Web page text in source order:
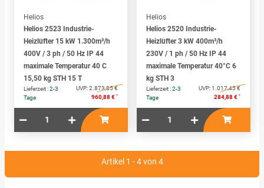
Helios
Helios 2523 Industrie-
Heizlüfter 15 kW 1.300m³/h
400V / 3 ph / 50 Hz IP 44
maximale Temperatur 40 C
15,50 kg STH 15 T
Lieferzeit :2-3
Tage
UVP:2.873,85 €
960,88 € *
Helios
Helios 2520 Industrie-
Heizlüfter 3 kW 400m³/h
230V / 1 ph / 50 Hz IP 44
maximale Temperatur 40°C 6
kg STH 3
Lieferzeit :2-3
Tage
UVP:1.017,45 €
284,88 € *
Artikel 1 - 4 von 4